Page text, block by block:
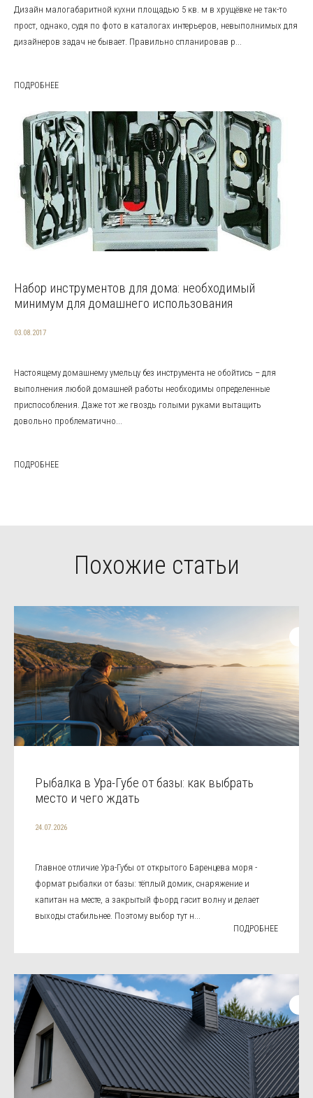
Дизайн малогабаритной кухни площадью 5 кв. м в хрущёвке не так-то
прост, однако, судя по фото в каталогах интерьеров, невыполнимых для
дизайнеров задач не бывает. Правильно спланировав р...
ПОДРОБНЕЕ
Набор инструментов для дома: необходимый
минимум для домашнего использования
03.08.2017
Настоящему домашнему умельцу без инструмента не обойтись – для
выполнения любой домашней работы необходимы определенные
приспособления. Даже тот же гвоздь голыми руками вытащить
довольно проблематично...
ПОДРОБНЕЕ
Похожие статьи
Рыбалка в Ура-Губе от базы: как выбрать
место и чего ждать
24.07.2026
Главное отличие Ура-Губы от открытого Баренцева моря -
формат рыбалки от базы: тёплый домик, снаряжение и
капитан на месте, а закрытый фьорд гасит волну и делает
выходы стабильнее. Поэтому выбор тут н...
ПОДРОБНЕЕ